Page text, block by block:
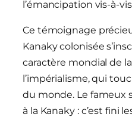
l’émancipation vis-à-
Ce témoignage
Kanaky colonisée
caractère mondial de
l’impérialisme, qui
du monde. Le fameux
à la Kanaky : c’est fini